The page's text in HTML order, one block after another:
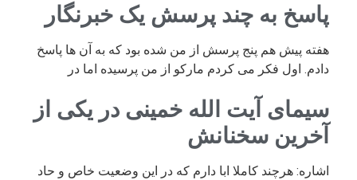
پاسخ به چند پرسش یک خبرنگار
هفته پیش هم پنج پرسش از من شده بود که به آن ها پاسخ
دادم. اول فکر می کردم مارکو از من پرسیده اما در
سیمای آیت الله خمینی در یکی از
آخرین سخنانش
اشاره: هرچند کاملا ابا دارم که در این وضعیت خاص و حاد